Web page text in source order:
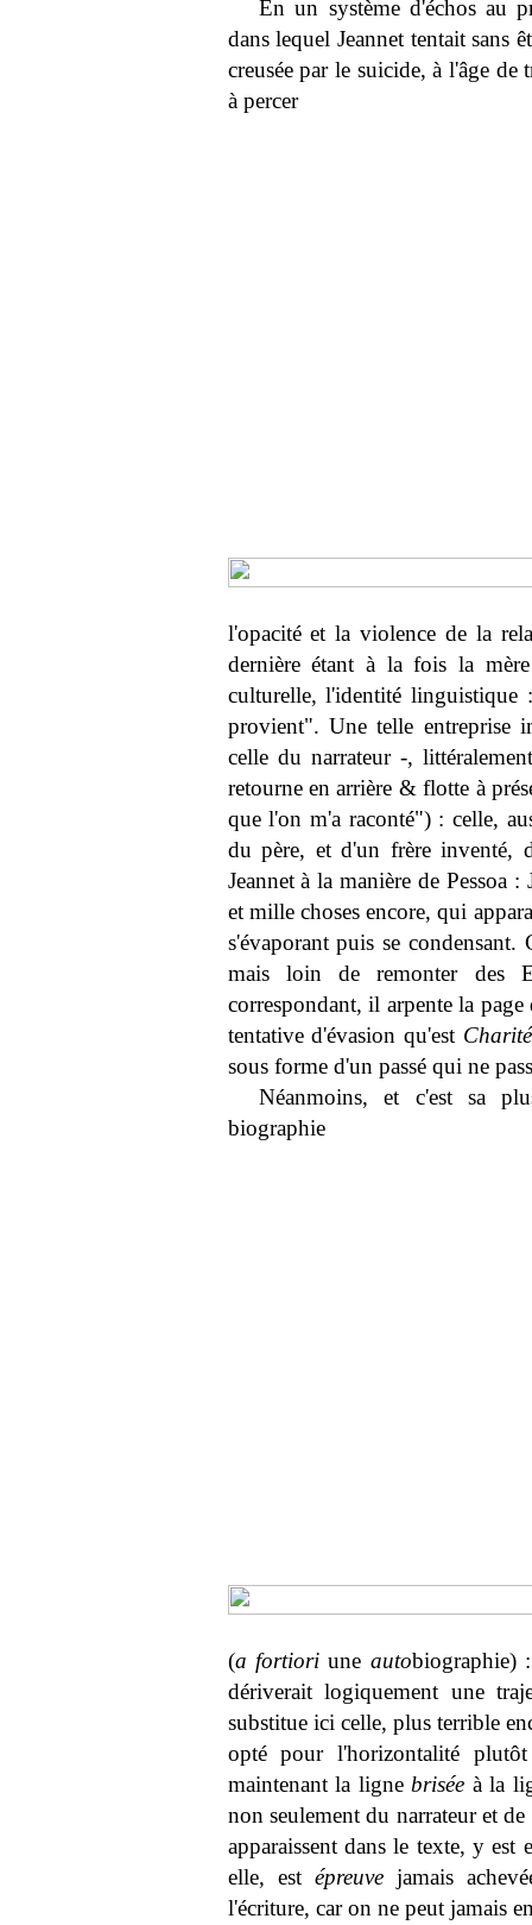
En un système d'échos au
dans lequel Jeannet tentait sans
creusée par le suicide, à l'âge
à percer
l'opacité et la violence de la
dernière étant à la fois la
culturelle, l'identité
provient". Une telle entreprise
celle du narrateur -,
retourne en arrière & flotte à
que l'on m'a raconté") : celle,
du père, et d'un frère inventé,
Jeannet à la manière de Pessoa
et mille choses encore, qui
s'évaporant puis se condensant.
mais loin de remonter des
correspondant, il arpente la
tentative d'évasion qu'est Charité
sous forme d'un passé qui ne
Néanmoins, et c'est sa
biographie
(a fortioriune autobiographie)
dériverait logiquement une
substitue ici celle, plus terrible
opté pour l'horizontalité
maintenant la lignebrisée à la
non seulement du narrateur et
apparaissent dans le texte, y est
elle, est épreuvejamais
l'écriture, car on ne peut jamais